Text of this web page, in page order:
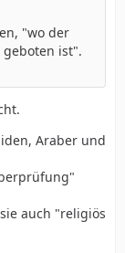
"wo der
ist".
Araber und
auch "religiös